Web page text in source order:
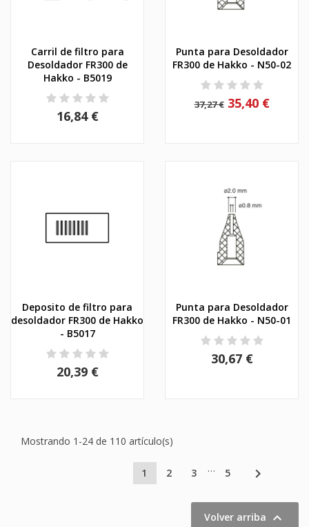
Carril de filtro para
Desoldador FR300 de
Hakko - B5019
16,84 €
Punta para Desoldador
FR300 de Hakko - N50-02
37,27 € 35,40 €
Deposito de filtro para
desoldador FR300 de Hakko
- B5017
20,39 €
Punta para Desoldador
FR300 de Hakko - N50-01
30,67 €
Mostrando 1-24 de 110 artículo(s)
1 2 3 … 5 
Volver arriba 